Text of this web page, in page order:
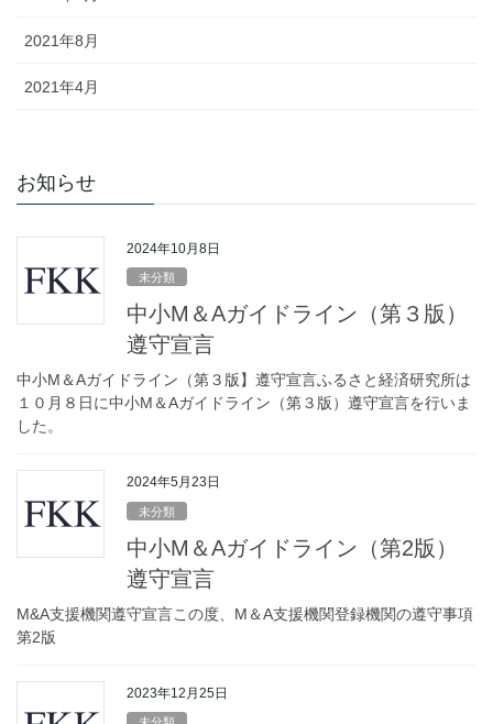
2021年8月
2021年4月
お知らせ
2024年10月8日
未分類
中小M＆Aガイドライン（第３版）
遵守宣言
中小M＆Aガイドライン（第３版】遵守宣言ふるさと経済研究所は
１０月８日に中小M＆Aガイドライン（第３版）遵守宣言を行いま
した。
2024年5月23日
未分類
中小M＆Aガイドライン（第2版）
遵守宣言
M&A支援機関遵守宣言この度、M＆A支援機関登録機関の遵守事項
第2版
2023年12月25日